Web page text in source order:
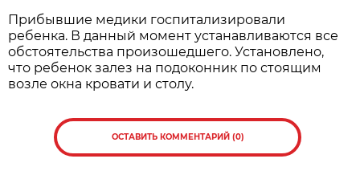
Прибывшие медики госпитализировали
ребенка. В данный момент устанавливаются все
обстоятельства произошедшего. Установлено,
что ребенок залез на подоконник по стоящим
возле окна кровати и столу.
ОСТАВИТЬ КОММЕНТАРИЙ (0)